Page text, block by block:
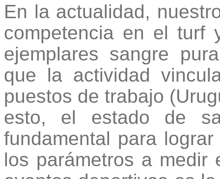
En la actualidad,
competencia en el turf
ejemplares sangre
que la actividad
puestos de trabajo
esto, el estado de
fundamental para
los parámetros a medir